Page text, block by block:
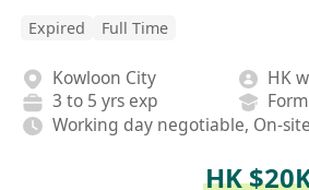
Expired Full Time
Kowloon City
HK
3 to 5 yrs exp
Working day negotiable, On-site
HK